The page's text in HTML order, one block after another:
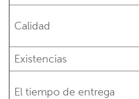
Calidad
Existencias
El tiempo de entrega